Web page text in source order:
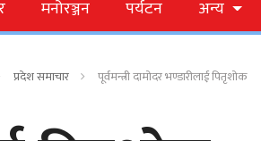
मनोरञ्जन पर्यटन अन्य
प्रदेश समाचार पूर्वमन्त्री दामोदर भण्डारीलाई पितृशोक